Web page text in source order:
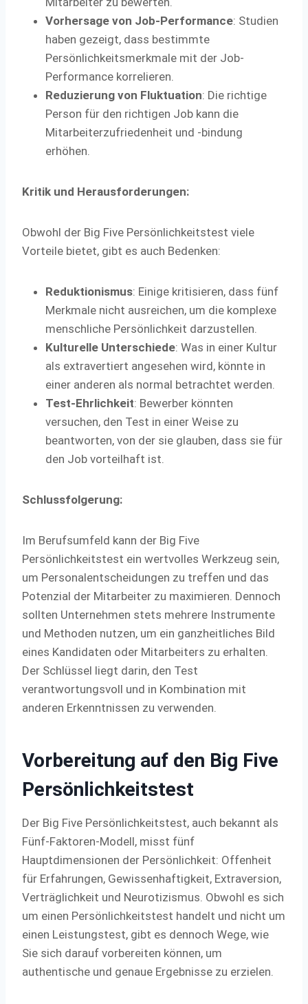
Vorhersage von Job-Performance: Studien
haben gezeigt, dass bestimmte
Persönlichkeitsmerkmale mit der Job-
Performance korrelieren.
Reduzierung von Fluktuation: Die richtige
Person für den richtigen Job kann die
Mitarbeiterzufriedenheit und -bindung
erhöhen.
Kritik und Herausforderungen:
Obwohl der Big Five Persönlichkeitstest viele
Vorteile bietet, gibt es auch Bedenken:
Reduktionismus: Einige kritisieren, dass fünf
Merkmale nicht ausreichen, um die komplexe
menschliche Persönlichkeit darzustellen.
Kulturelle Unterschiede: Was in einer Kultur
als extravertiert angesehen wird, könnte in
einer anderen als normal betrachtet werden.
Test-Ehrlichkeit: Bewerber könnten
versuchen, den Test in einer Weise zu
beantworten, von der sie glauben, dass sie für
den Job vorteilhaft ist.
Schlussfolgerung:
Im Berufsumfeld kann der Big Five
Persönlichkeitstest ein wertvolles Werkzeug sein,
um Personalentscheidungen zu treffen und das
Potenzial der Mitarbeiter zu maximieren. Dennoch
sollten Unternehmen stets mehrere Instrumente
und Methoden nutzen, um ein ganzheitliches Bild
eines Kandidaten oder Mitarbeiters zu erhalten.
Der Schlüssel liegt darin, den Test
verantwortungsvoll und in Kombination mit
anderen Erkenntnissen zu verwenden.
Vorbereitung auf den Big Five
Persönlichkeitstest
Der Big Five Persönlichkeitstest, auch bekannt als
Fünf-Faktoren-Modell, misst fünf
Hauptdimensionen der Persönlichkeit: Offenheit
für Erfahrungen, Gewissenhaftigkeit, Extraversion,
Verträglichkeit und Neurotizismus. Obwohl es sich
um einen Persönlichkeitstest handelt und nicht um
einen Leistungstest, gibt es dennoch Wege, wie
Sie sich darauf vorbereiten können, um
authentische und genaue Ergebnisse zu erzielen.